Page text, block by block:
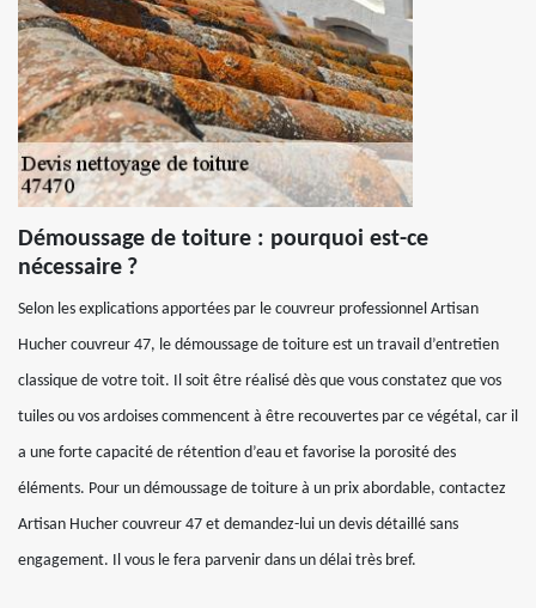
Démoussage de toiture : pourquoi est-ce
nécessaire ?
Selon les explications apportées par le couvreur professionnel Artisan
Hucher couvreur 47, le démoussage de toiture est un travail d’entretien
classique de votre toit. Il soit être réalisé dès que vous constatez que vos
tuiles ou vos ardoises commencent à être recouvertes par ce végétal, car il
a une forte capacité de rétention d’eau et favorise la porosité des
éléments. Pour un démoussage de toiture à un prix abordable, contactez
Artisan Hucher couvreur 47 et demandez-lui un devis détaillé sans
engagement. Il vous le fera parvenir dans un délai très bref.